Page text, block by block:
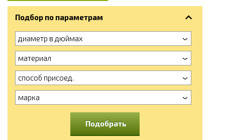
Подбор по параметрам
диаметр в дюймах
материал
способ присоед.
марка
Подобрать